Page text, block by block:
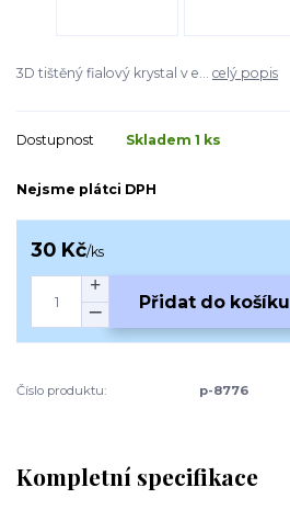
3D tištěný fialový krystal v e... celý popis
Dostupnost Skladem 1 ks
Nejsme plátci DPH
30 Kč/ks
Přidat do košíku
Číslo produktu: p-8776
Kompletní specifikace